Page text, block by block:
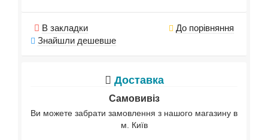
В закладки
До порівняння
Знайшли дешевше
Доставка
Самовивіз
Ви можете забрати замовлення з нашого магазину в
м. Київ